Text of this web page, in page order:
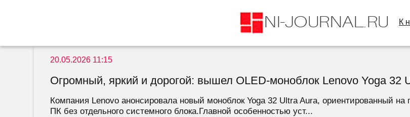
К
20.05.2026 11:15
Огромный, яркий и дорогой: вышел OLED-моноблок Lenovo Yoga 32
Компания Lenovo анонсировала новый моноблок Yoga 32 Ultra Aura, ориентированный
ПК без отдельного системного блока.Главной особенностью уст...